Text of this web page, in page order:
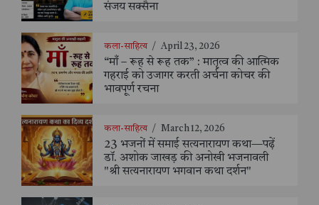
संजय सक्सैना
कला-साहित्य / April 23, 2026
“माँ – रूह से रूह तक” : मातृत्व की आत्मिक
गहराई को उजागर करती अर्चना कोचर की
भावपूर्ण रचना
कला-साहित्य / March 12, 2026
23 भजनों में समाई सत्यनारायण कथा—पढ़ें
डॉ. अशोक जाखड़ की अनोखी भजनावली
"श्री सत्यनारायण भगवान कथा दर्शन"